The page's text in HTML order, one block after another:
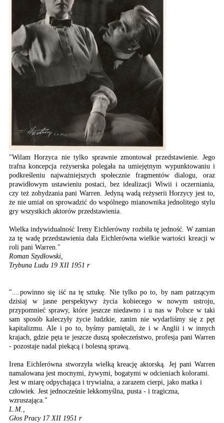
"Wilam Horzyca nie tylko sprawnie zmontował przedstawienie. Jego
trafna koncepcja reżyserska polegała na umiejętnym wypunktowaniu i
podkreśleniu najważniejszych społecznie fragmentów dialogu, oraz
prawidłowym ustawieniu postaci, bez idealizacji Wiwii i oczerniania,
czy też zohydzania pani Warren. Jedyną wadą reżyserii Horzycy jest to,
że nie umiał on sprowadzić do wspólnego mianownika jednolitego stylu
gry wszystkich aktorów przedstawienia.
Wielka indywidualność Ireny Eichlerówny rozbiła tę jedność. W zamian
za tę wadę przedstawienia dała Eichlerówna wielkie wartości kreacji w
roli pani Warren."
Roman Szydłowski,
Trybuna Ludu 19 XII 1951 r
"....powinno się iść na tę sztukę. Nie tylko po to, by nam patrzącym
dzisiaj w jasne perspektywy życia kobiecego w nowym ustroju,
przypomnieć sprawy, które jeszcze niedawno i u nas w Polsce w taki
sam sposób kaleczyły życie ludzkie, zanim nie wydarliśmy się z pęt
kapitalizmu. Ale i po to, byśmy pamiętali, że i w Anglii i w innych
krajach, gdzie pęta te jeszcze duszą społeczeństwo, profesja pani Warren
- pozostaje nadal piekącą i bolesną sprawą.
Irena Eichlerówna stworzyła wielką kreację aktorską. Jej pani Warren
namalowana jest mocnymi, żywymi, bogatymi w odcieniach kolorami.
Jest w miarę odpychająca i trywialna, a zarazem cierpi, jako matka i
człowiek. Jest jednocześnie lekkomyślna, pusta - i tragiczna,
wzruszająca."
L.M.,
Głos Pracy 17 XII 1951 r